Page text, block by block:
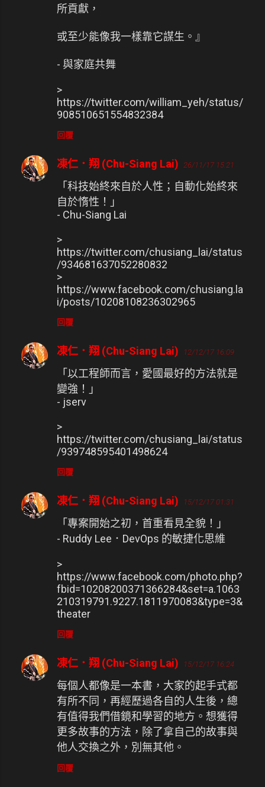
所貢獻，
或至少能像我一樣靠它謀生。』
- 與家庭共舞
>
https://twitter.com/william_yeh/status/
908510651554832384
回覆
凍仁．翔 (Chu-Siang Lai) 26/11/17 15:21
「科技始終來自於人性；自動化始終來
自於惰性！」
- Chu-Siang Lai
>
https://twitter.com/chusiang_lai/status
/934681637052280832
>
https://www.facebook.com/chusiang.la
i/posts/10208108236302965
回覆
凍仁．翔 (Chu-Siang Lai) 12/12/17 16:09
「以工程師而言，愛國最好的方法就是
變強！」
- jserv
>
https://twitter.com/chusiang_lai/status
/939748595401498624
回覆
凍仁．翔 (Chu-Siang Lai) 15/12/17 01:31
「專案開始之初，首重看見全貌！」
- Ruddy Lee．DevOps 的敏捷化思維
>
https://www.facebook.com/photo.php?
fbid=10208200371366284&set=a.1063
210319791.9227.1811970083&type=3&
theater
回覆
凍仁．翔 (Chu-Siang Lai) 15/12/17 16:24
每個人都像是一本書，大家的起手式都
有所不同，再經歷過各自的人生後，總
有值得我們借鏡和學習的地方。想獲得
更多故事的方法，除了拿自己的故事與
他人交換之外，別無其他。
回覆